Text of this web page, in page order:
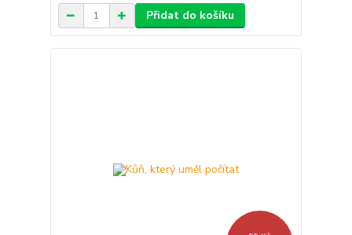
Přidat do košíku